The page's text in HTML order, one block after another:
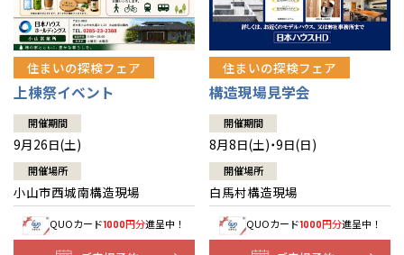
住まいの探検フェア
上棟祭イベント
開催期間
9月26日(土)
開催場所
小山市西城南構造現場
QUOカード1000円分進呈中！
住まいの探検フェア
構造現場見学会
開催期間
8月8日(土)・9日(日)
開催場所
白馬村構造現場
QUOカード1000円分進呈中！